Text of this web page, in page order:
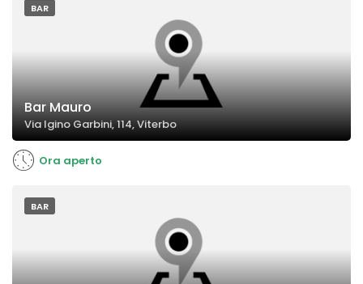
BAR
Bar Mauro
Via Igino Garbini, 114, Viterbo
Ora aperto
BAR